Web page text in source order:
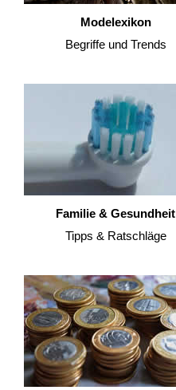
Modelexikon
Begriffe und Trends
Familie & Gesundheit
Tipps & Ratschläge